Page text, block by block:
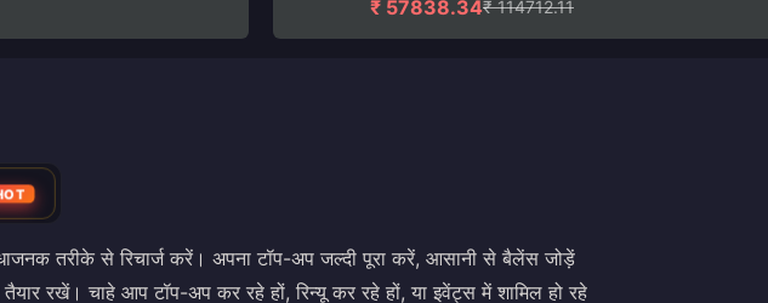
₹ 57838.34₹ 114712.11
तरीके से रिचार्ज करें। अपना टॉप-अप जल्दी पूरा करें, आसानी से बैलेंस जोड़ें
रखें। चाहे आप टॉप-अप कर रहे हों, रिन्यू कर रहे हों, या इवेंट्स में शामिल हो रहे